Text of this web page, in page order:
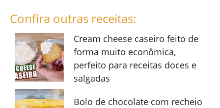
Confira outras receitas:
Cream cheese caseiro feito de
forma muito econômica,
perfeito para receitas doces e
salgadas
Bolo de chocolate com recheio